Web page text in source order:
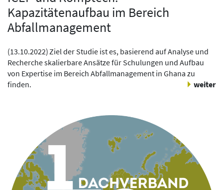
Kapazitätenaufbau im Bereich
Abfallmanagement
(13.10.2022)Ziel der Studie ist es, basierend auf Analyse und
Recherche skalierbare Ansätze für Schulungen und Aufbau
von Expertise im Bereich Abfallmanagement in Ghana zu
finden.
weiter